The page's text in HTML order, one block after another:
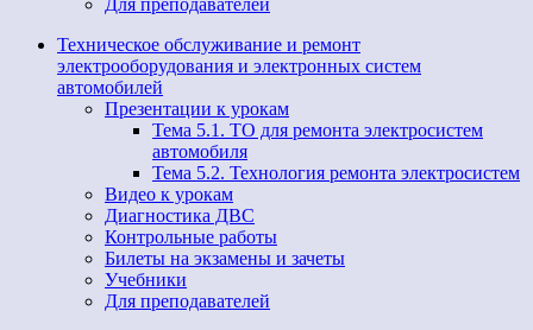
Для преподавателей
Техническое обслуживание и ремонт
электрооборудования и электронных систем
автомобилей
Презентации к урокам
Тема 5.1. ТО для ремонта электросистем
автомобиля
Тема 5.2. Технология ремонта электросистем
Видео к урокам
Диагностика ДВС
Контрольные работы
Билеты на экзамены и зачеты
Учебники
Для преподавателей